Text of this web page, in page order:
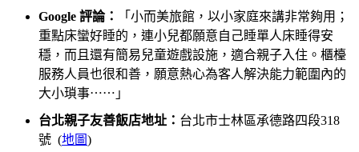
Google 評論：
「小而美旅館，以小家庭來講非常夠用；
重點床蠻好睡的，連小兒都願意自己睡單人床睡得安
穩，而且還有簡易兒童遊戲設施，適合親子入住。櫃檯
服務人員也很和善，願意熱心為客人解決能力範圍內的
大小瑣事⋯⋯」
台北親子友善飯店地址： 台北市士林區承德路四段318
號 (地圖)